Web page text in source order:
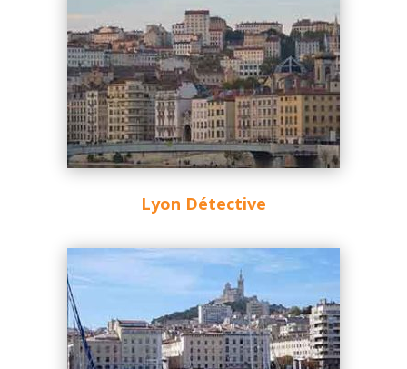
Lyon Détective